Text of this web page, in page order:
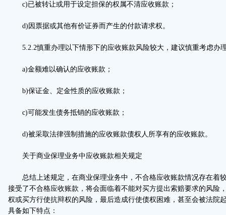
c)已被转让或用于设定担保的权属不清应收账款；
d)因票据或其他有价证券而产生的付款请求权。
5.2.2慎重办理以下情形下的应收账款风险较大，建议慎重考虑办
a)金额难以确认的应收账款；
b)保证金、定金性质的应收账款；
c)可能发生债务抵销的应收账款；
d)被采取法律强制措施的应收账款债权人所享有的应收账款。
关于商业保理业务中应收账款相关规定
总结上述规定，在商业保理业务中，不合格应收账款情况存在着
接受了不合格应收账款，将会面临着不能对买方提出索赔要求的风险
权或买方行使抗辩权的风险，最后造成行使债权困难，甚至会被法院
具备如下特点：